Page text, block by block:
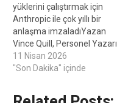
yüklerini çalıştırmak için
Anthropic ile çok yıllı bir
anlaşma imzaladıYazan
Vince Quill, Personel Yazarı
İnceleyen: Sam Bourgi,
Personel Editörü
11 Nisan 2026
"Son Dakika" içinde